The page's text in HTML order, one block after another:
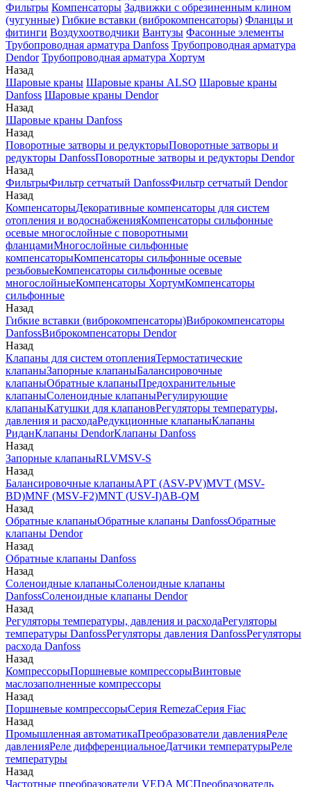
Фильтры Компенсаторы Задвижки с обрезиненным клином
(чугунные) Гибкие вставки (виброкомпенсаторы) Фланцы и
фитинги Воздухоотводчики Вантузы Фасонные элементы
Трубопроводная арматура Danfoss Трубопроводная арматура
Dendor Трубопроводная арматура Хортум
Назад
Шаровые краны Шаровые краны ALSO Шаровые краны
Danfoss Шаровые краны Dendor
Назад
Шаровые краны Danfoss
Назад
Поворотные затворы и редукторыПоворотные затворы и
редукторы DanfossПоворотные затворы и редукторы Dendor
Назад
ФильтрыФильтр сетчатый DanfossФильтр сетчатый Dendor
Назад
КомпенсаторыДекоративные компенсаторы для систем
отопления и водоснабженияКомпенсаторы сильфонные
осевые многослойные с поворотными
фланцамиМногослойные сильфонные
компенсаторыКомпенсаторы сильфонные осевые
резьбовыеКомпенсаторы сильфонные осевые
многослойныеКомпенсаторы ХортумКомпенсаторы
сильфонные
Назад
Гибкие вставки (виброкомпенсаторы)Виброкомпенсаторы
DanfossВиброкомпенсаторы Dendor
Назад
Клапаны для систем отопленияТермостатические
клапаныЗапорные клапаныБалансировочные
клапаныОбратные клапаныПредохранительные
клапаныСоленоидные клапаныРегулирующие
клапаныКатушки для клапановРегуляторы температуры,
давления и расходаРедукционные клапаныКлапаны
РиданКлапаны DendorКлапаны Danfoss
Назад
Запорные клапаныRLVMSV-S
Назад
Балансировочные клапаныAPT (ASV-PV)MVT (MSV-
BD)MNF (MSV-F2)MNT (USV-I)AB-QM
Назад
Обратные клапаныОбратные клапаны DanfossОбратные
клапаны Dendor
Назад
Обратные клапаны Danfoss
Назад
Соленоидные клапаныСоленоидные клапаны
DanfossСоленоидные клапаны Dendor
Назад
Регуляторы температуры, давления и расходаРегуляторы
температуры DanfossРегуляторы давления DanfossРегуляторы
расхода Danfoss
Назад
КомпрессорыПоршневые компрессорыВинтовые
маслозаполненные компрессоры
Назад
Поршневые компрессорыСерия RemezaСерия Fiac
Назад
Промышленная автоматикаПреобразователи давленияРеле
давленияРеле дифференциальноеДатчики температурыРеле
температуры
Назад
Частотные преобразователи VEDA MCПреобразователь